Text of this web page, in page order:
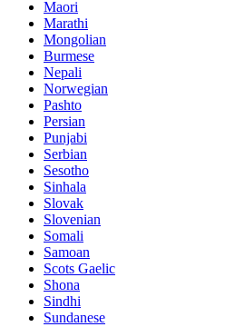
Maori
Marathi
Mongolian
Burmese
Nepali
Norwegian
Pashto
Persian
Punjabi
Serbian
Sesotho
Sinhala
Slovak
Slovenian
Somali
Samoan
Scots Gaelic
Shona
Sindhi
Sundanese